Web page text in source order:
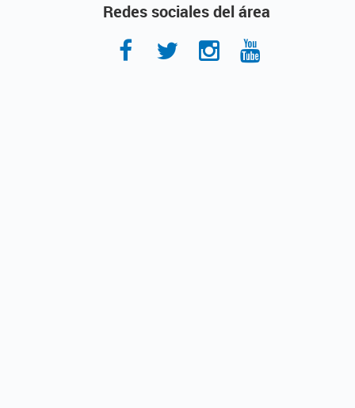
Redes sociales del área
Facebook Twitter Instagram Youtube